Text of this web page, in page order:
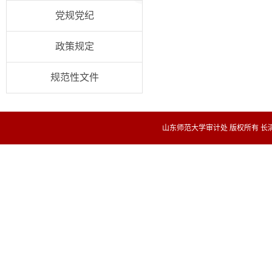
党规党纪
政策规定
规范性文件
山东师范大学审计处 版权所有 长